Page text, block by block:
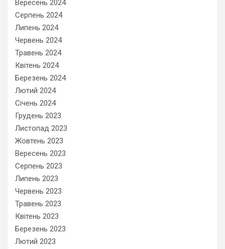
Вересень 2024
Серпень 2024
Липень 2024
Червень 2024
Травень 2024
Квітень 2024
Березень 2024
Лютий 2024
Січень 2024
Грудень 2023
Листопад 2023
Жовтень 2023
Вересень 2023
Серпень 2023
Липень 2023
Червень 2023
Травень 2023
Квітень 2023
Березень 2023
Лютий 2023